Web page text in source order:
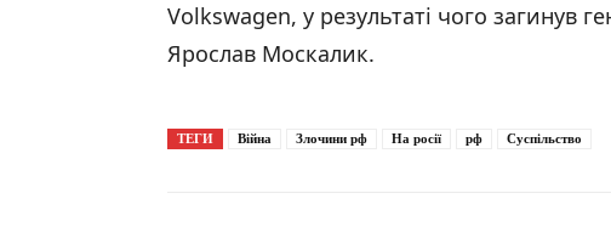
Volkswagen, у результаті чого загинув
Ярослав Москалик.
ТЕГИ Війна Злочини рф На росії рф Суспільство